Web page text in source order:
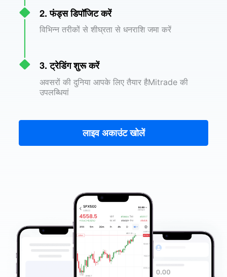
2. फंड्स डिपॉजिट करें
विभिन्न तरीकों से शीघ्रता से धनराशि जमा करें
3. ट्रेडिंग शुरू करें
अवसरों की दुनिया आपके लिए तैयार हैMitrade की
उपलब्धियां
लाइव अकाउंट खोलें